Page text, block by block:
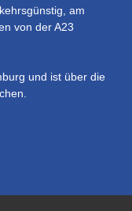
am
von der A23
und ist über die